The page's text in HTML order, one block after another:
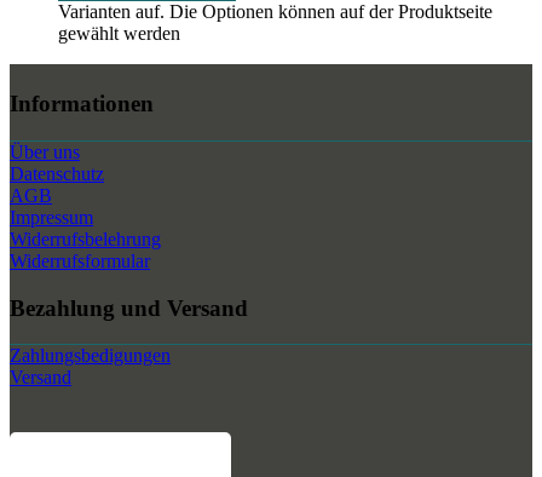
Varianten auf. Die Optionen können auf der Produktseite
gewählt werden
Informationen
Über uns
Datenschutz
AGB
Impressum
Widerrufsbelehrung
Widerrufsformular
Bezahlung und Versand
Zahlungsbedigungen
Versand